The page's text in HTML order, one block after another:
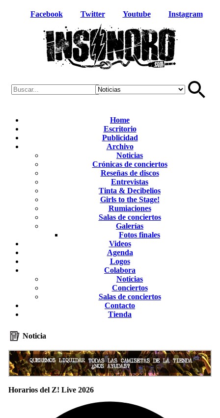
Facebook Twitter Youtube Instagram
Home
Escritorio
Publicidad
Archivo
Noticias
Crónicas de conciertos
Reseñas de discos
Entrevistas
Tinta & Decibelios
Girls to the Stage!
Rumiaciones
Salas de conciertos
Galerías
Fotos finales
Videos
Agenda
Logos
Colabora
Noticias
Conciertos
Salas de conciertos
Contacto
Tienda
Noticia
Horarios del Z! Live 2026